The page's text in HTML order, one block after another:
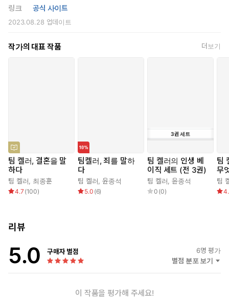
세상은 눈부시게 진보하는데 어째서 사방에 악과 고통이 멈추지 않
는가. 우리는 왜 선을 원하면서도 자신을 파괴하는 길을 선택하는
까? 팀 켈러는 특유의 예리한 시선으로 날마다 보도되는 절망적이
건져 내는 하나님의 압도적인 사랑을 우리 눈앞에 선명하게 그려 낸
다.
현대인의 폐부를 꿰뚫는 순도 높고 단단한
팀 켈러 설교의 원형!
오직 복음으로 우리 시대의 물음에 답하다!
다. 단순히 죄에 관한 신학적 정의를 내리는 데 그치지 않고, 오늘날
우리가 마주하는 실제적인 절망과 부조리에 정면으로 응답한다.
1990년대, 더없이 세속적이고 냉소적인 뉴요커들의 교묘한 자기기
만을 뒤흔든 팀 켈러의 논리적 서사를 고스란히 담았다. 당시 그가
도 예수께로 우리를 이끈다. 죄가 단지 도덕적 일탈이 아니라 우리의
링크
공식 사이트
2023.08.28 업데이트
작가의 대표 작품 더보기
팀 켈러, 결혼을 말
하다
팀 켈러 최종훈
4.7 (100)
팀켈러, 죄를 말하
다
팀 켈러 ,윤종석
5.0 (6)
3권 세트
팀 켈러의 인생 베
이직 세트 (전 3권)
팀 켈러 ,윤종석
0 (0)
팀
무
팀
리뷰
5.0 구매자 별점 6명 평가
별점 분포 보기
이 작품을 평가해 주세요!